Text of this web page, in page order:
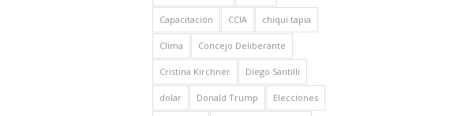
Capacitación CCIA chiqui tapia
Clima Concejo Deliberante
Cristina Kirchner Diego Santilli
dolar Donald Trump Elecciones